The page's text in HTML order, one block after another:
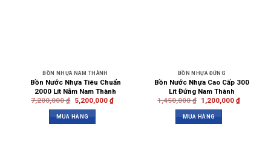
BỒN NHỰA NAM THÀNH
Bồn Nước Nhựa Tiêu Chuẩn
2000 Lít Nằm Nam Thành
7,200,000₫ 5,200,000 ₫
MUA HÀNG
BỒN NHỰA ĐỨNG
Bồn Nước Nhựa Cao Cấp 300
Lít Đứng Nam Thành
1,450,000₫ 1,200,000 ₫
MUA HÀNG